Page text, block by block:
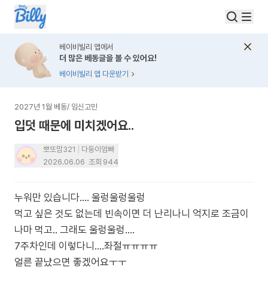
베이비빌리 앱에서
더 많은 베동글을 볼 수 있어요!
베이비빌리 앱 다운받기
2027년 1월 베동/ 임신고민
입덧 때문에 미치겠어요..
뽀또맘321
다둥이엄빠
2026.06.06 조회 944
누워만 있습니다.... 울렁울렁울렁
먹고 싶은 것도 없는데 빈속이면 더 난리나니 억지로 조금이
나마 먹고.. 그래도 울렁울렁....
7주차인데 이렇다니....좌절ㅠㅠㅠㅠ
얼른 끝났으면 좋겠어요ㅜㅜ